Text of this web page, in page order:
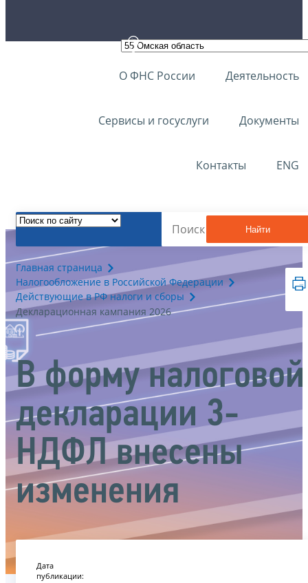
О ФНС России Деятельность
Сервисы и госуслуги Документы
Контакты ENG
Найти
Главная страница
Налогообложение в Российской Федерации
Действующие в РФ налоги и сборы
Декларационная кампания 2026
В форму налоговой
декларации 3-
НДФЛ внесены
изменения
Дата
публикации: